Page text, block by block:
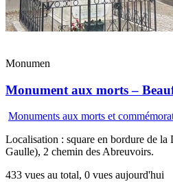
Monumen
Monument aux morts –
Monuments aux morts et
Localisation : square en bordure de la
Gaulle), 2 chemin des Abreuvoirs.
433 vues au total, 0 vues aujourd'hui